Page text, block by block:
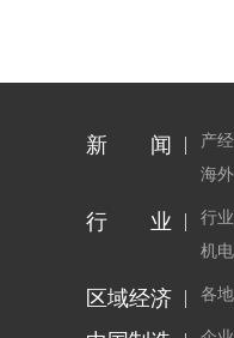
新 闻 产
海
行 业 行
机电
区域经济 各